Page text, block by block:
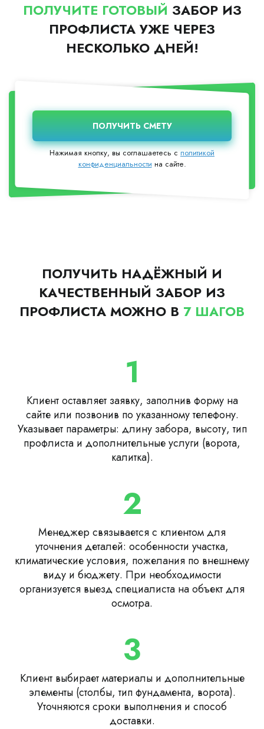
ПОЛУЧИТЕ ГОТОВЫЙ ЗАБОР ИЗ
ПРОФЛИСТА УЖЕ ЧЕРЕЗ
НЕСКОЛЬКО ДНЕЙ!
Нажимая кнопку, вы соглашаетесь сполитикой
конфиденциальности на сайте.
ПОЛУЧИТЬ НАДЁЖНЫЙ И
КАЧЕСТВЕННЫЙ ЗАБОР ИЗ
ПРОФЛИСТА МОЖНО В 7 ШАГОВ
1
Клиент оставляет заявку, заполнив форму на
сайте или позвонив по указанному телефону.
Указывает параметры: длину забора, высоту, тип
профлиста и дополнительные услуги (ворота,
калитка).
2
Менеджер связывается с клиентом для
уточнения деталей: особенности участка,
климатические условия, пожелания по внешнему
виду и бюджету. При необходимости
организуется выезд специалиста на объект для
осмотра.
3
Клиент выбирает материалы и дополнительные
элементы (столбы, тип фундамента, ворота).
Уточняются сроки выполнения и способ
доставки.